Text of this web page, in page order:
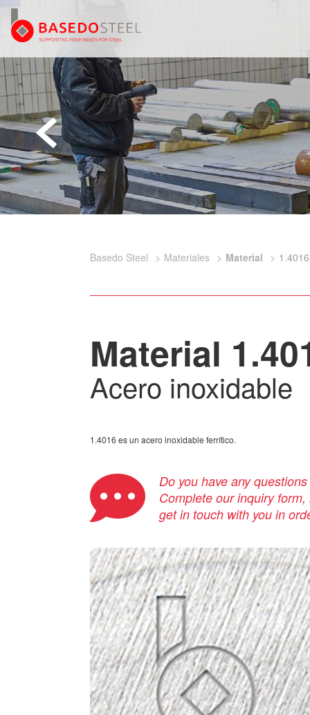
Basedo Steel Materiales Material 1.4016
Material
Acero inoxidable
1.4016 es un acero inoxidable ferrítico.
Do you have any
Complete our inquiry
get in touch with you in